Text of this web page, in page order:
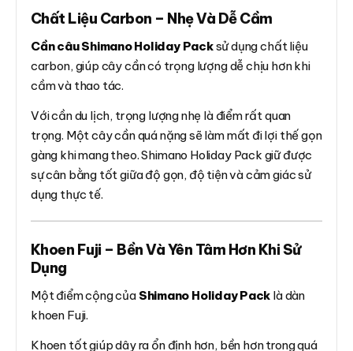
Chất Liệu Carbon – Nhẹ Và Dễ Cầm
Cần câu Shimano Holiday Packsử dụng chất liệu
carbon, giúp cây cần có trọng lượng dễ chịu hơn khi
cầm và thao tác.
Với cần du lịch, trọng lượng nhẹ là điểm rất quan
trọng. Một cây cần quá nặng sẽ làm mất đi lợi thế gọn
gàng khi mang theo. Shimano Holiday Pack giữ được
sự cân bằng tốt giữa độ gọn, độ tiện và cảm giác sử
dụng thực tế.
Khoen Fuji – Bền Và Yên Tâm Hơn Khi Sử
Dụng
Một điểm cộng của Shimano Holiday Pack là dàn
khoen Fuji.
Khoen tốt giúp dây ra ổn định hơn, bền hơn trong quá